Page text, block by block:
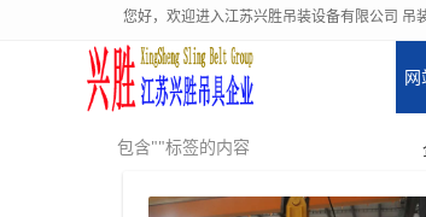
您好，欢迎进入江苏兴胜吊装设备有限公司 吊装
网
包含""标签的内容